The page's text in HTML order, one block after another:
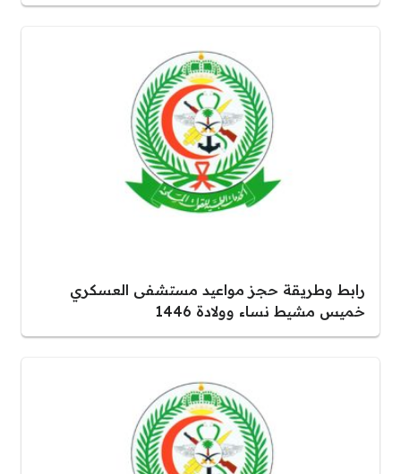
رابط وطريقة حجز مواعيد مستشفى العسكري
خميس مشيط نساء وولادة 1446